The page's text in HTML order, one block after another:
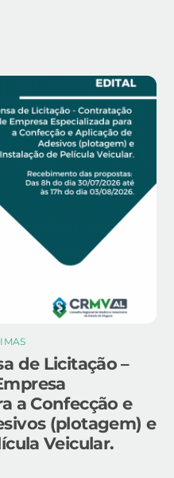
de Licitação –
a Confecção e
(plotagem) e
Veicular.